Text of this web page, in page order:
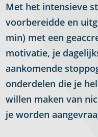
Met het intensieve
voorbereidde en
min) met een
motivatie, je
aankomende
onderdelen die je
willen maken van
je worden